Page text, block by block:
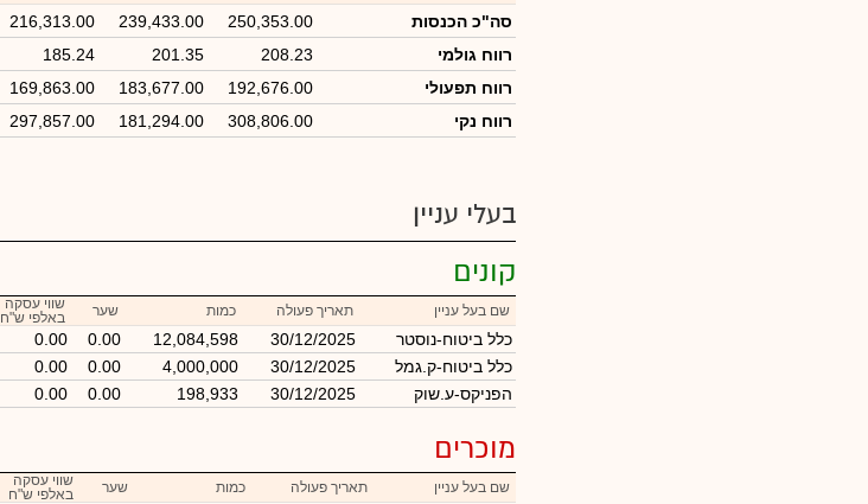
סה"כ הכנסות 250,353.00
239,433.00
216,313.00
רווח גולמי
208.23
201.35
185.24
רווח תפעולי
192,676.00
183,677.00
169,863.00
רווח נקי
308,806.00
181,294.00
297,857.00
בעלי עניין
קונים
שם בעל עניין תאריך פעולה כמות שער
שווי עסקה
באלפי ש"ח
כלל ביטוח-נוסטר 30/12/2025
12,084,598
0.00
0.00
כלל ביטוח-ק.גמל
30/12/2025
4,000,000
0.00
0.00
הפניקס-ע.שוק
30/12/2025
198,933
0.00
0.00
מוכרים
שם בעל עניין תאריך פעולה כמות שער
שווי עסקה
באלפי ש"ח